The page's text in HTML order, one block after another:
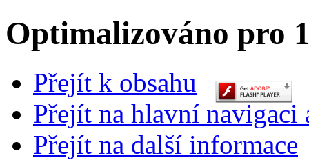
Optimalizováno pro
Přejít k obsahu
Přejít na hlavní navigaci
Přejít na další informace